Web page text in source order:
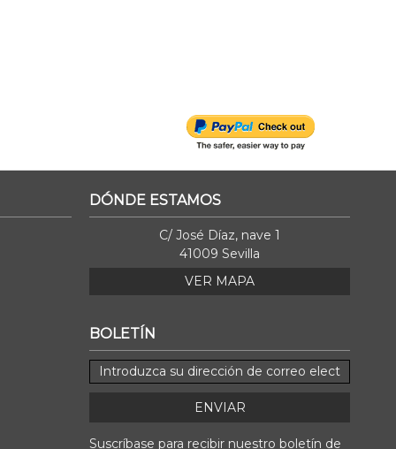
DÓNDE ESTAMOS
C/ José Díaz, nave 1
41009 Sevilla
VER MAPA
BOLETÍN
ENVIAR
Suscríbase para recibir nuestro boletín de